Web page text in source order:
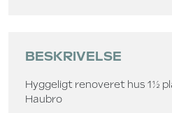
BESKRIVELSE
Hyggeligt renoveret hus 1½
Haubro